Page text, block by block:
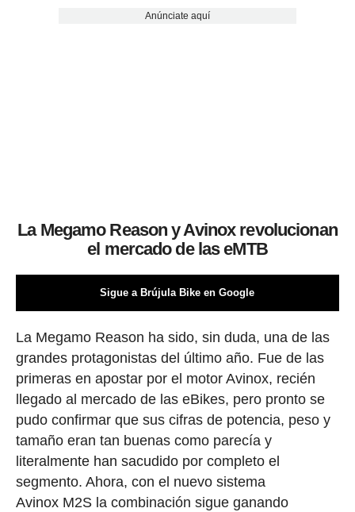
Anúnciate aquí
La Megamo Reason y Avinox revolucionan
el mercado de las eMTB
Sigue a Brújula Bike en Google
La Megamo Reason ha sido, sin duda, una de las
grandes protagonistas del último año. Fue de las
primeras en apostar por el motor Avinox, recién
llegado al mercado de las eBikes, pero pronto se
pudo confirmar que sus cifras de potencia, peso y
tamaño eran tan buenas como parecía y
literalmente han sacudido por completo el
segmento. Ahora, con el nuevo sistema
Avinox M2S la combinación sigue ganando